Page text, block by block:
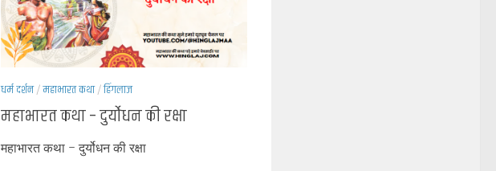
धर्म दर्शन/महाभारत कथा/हिंगलाज
महाभारत कथा – दुर्योधन की रक्षा
महाभारत कथा – दुर्योधन की रक्षा